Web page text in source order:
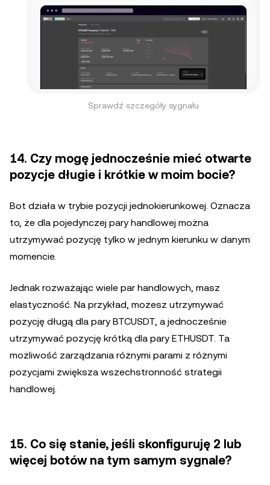
Sprawdź szczegóły sygnału
14. Czy mogę jednocześnie mieć otwarte
pozycje długie i krótkie w moim bocie?
Bot działa w trybie pozycji jednokierunkowej. Oznacza
to, że dla pojedynczej pary handlowej można
utrzymywać pozycję tylko w jednym kierunku w danym
momencie.
Jednak rozważając wiele par handlowych, masz
elastyczność. Na przykład, możesz utrzymywać
pozycję długą dla pary BTCUSDT, a jednocześnie
utrzymywać pozycję krótką dla pary ETHUSDT. Ta
możliwość zarządzania różnymi parami z różnymi
pozycjami zwiększa wszechstronność strategii
handlowej.
15. Co się stanie, jeśli skonfiguruję 2 lub
więcej botów na tym samym sygnale?